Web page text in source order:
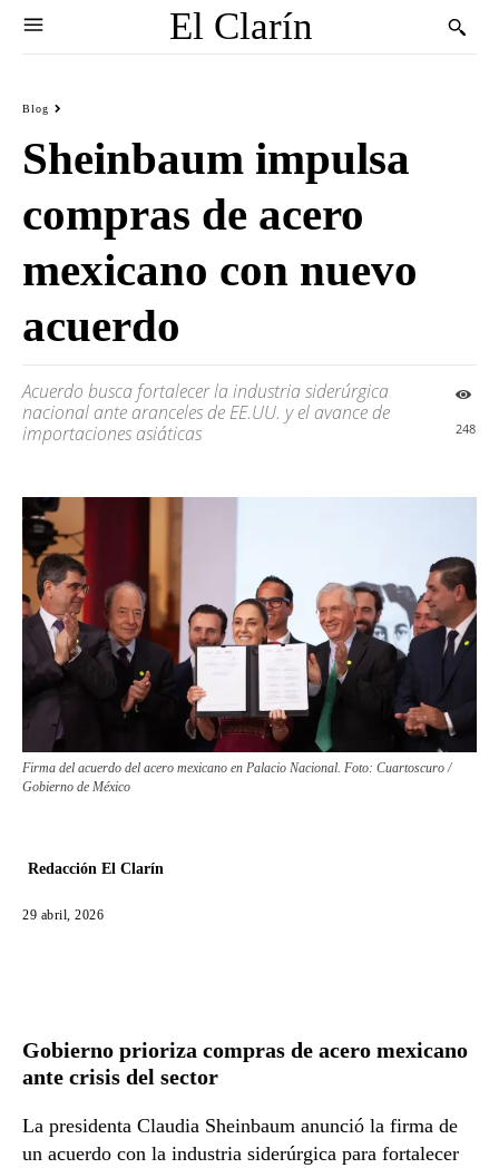
El Clarín
Blog
Sheinbaum impulsa
compras de acero
mexicano con nuevo
acuerdo
Acuerdo busca fortalecer la industria siderúrgica
nacional ante aranceles de EE.UU. y el avance de
importaciones asiáticas
248
Firma del acuerdo del acero mexicano en Palacio Nacional. Foto: Cuartoscuro /
Gobierno de México
Redacción El Clarín
29 abril, 2026
Gobierno prioriza compras de acero mexicano
ante crisis del sector
La presidenta Claudia Sheinbaum anunció la firma de
un acuerdo con la industria siderúrgica para fortalecer